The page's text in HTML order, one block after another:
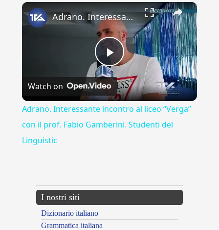
×
Play
Video
Adrano. Interessante incontro al liceo “Verga” con il prof. Fabio Gamberini. Studenti del Linguistic
Watch on
Adrano. Interessante incontro al liceo “Verga”
con il prof. Fabio Gamberini. Studenti del
Linguistic
I nostri siti
Dizionario italiano
Grammatica italiana